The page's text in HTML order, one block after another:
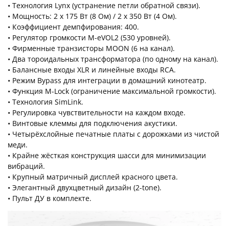
• Технология Lynx (устранение петли обратной связи).
• Мощность: 2 x 175 Вт (8 Ом) / 2 x 350 Вт (4 Ом).
• Коэффициент демпфирования: 400.
• Регулятор громкости M-eVOL2 (530 уровней).
• Фирменные транзисторы MOON (6 на канал).
• Два тороидальных трансформатора (по одному на канал).
• Балансные входы XLR и линейные входы RCA.
• Режим Bypass для интеграции в домашний кинотеатр.
• Функция M-Lock (ограничение максимальной громкости).
• Технология SimLink.
• Регулировка чувствительности на каждом входе.
• Винтовые клеммы для подключения акустики.
• Четырёхслойные печатные платы с дорожками из чистой
меди.
• Крайне жёсткая конструкция шасси для минимизации
вибраций.
• Крупный матричный дисплей красного цвета.
• Элегантный двухцветный дизайн (2-tone).
• Пульт ДУ в комплекте.